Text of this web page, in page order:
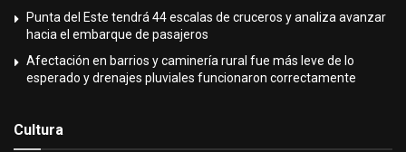
Punta del Este tendrá 44 escalas de cruceros y analiza avanzar
hacia el embarque de pasajeros
Afectación en barrios y caminería rural fue más leve de lo
esperado y drenajes pluviales funcionaron correctamente
Cultura